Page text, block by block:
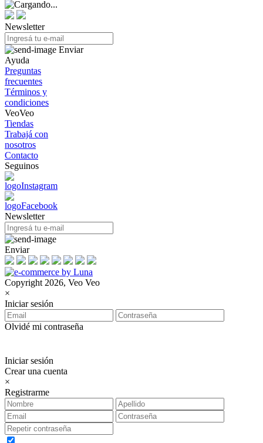
Newsletter
Enviar
Ayuda
Preguntas
frecuentes
Términos y
condiciones
VeoVeo
Tiendas
Trabajá con
nosotros
Contacto
Seguinos
Newsletter
Enviar
Copyright 2026, Veo Veo
×
Iniciar sesión
Olvidé mi contraseña
Iniciar sesión
Crear una cuenta
×
Registrarme